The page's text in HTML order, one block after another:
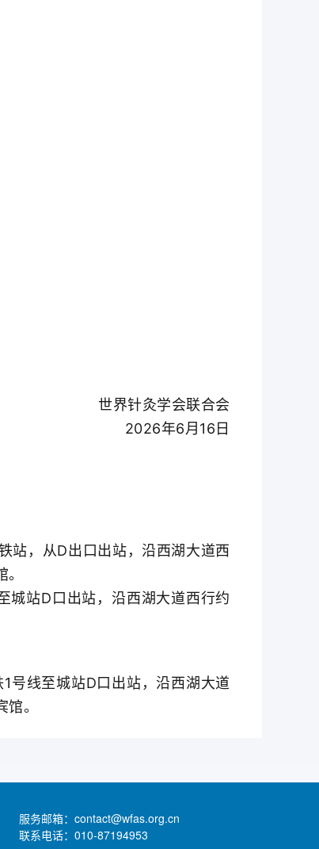
世界针灸学会联合会
2026年6月16日
，从D出口出站，沿西湖大道西
站D口出站，沿西湖大道西行约
线至城站D口出站，沿西湖大道
。
服务邮箱：contact@wfas.org.cn
联系电话：010-87194953